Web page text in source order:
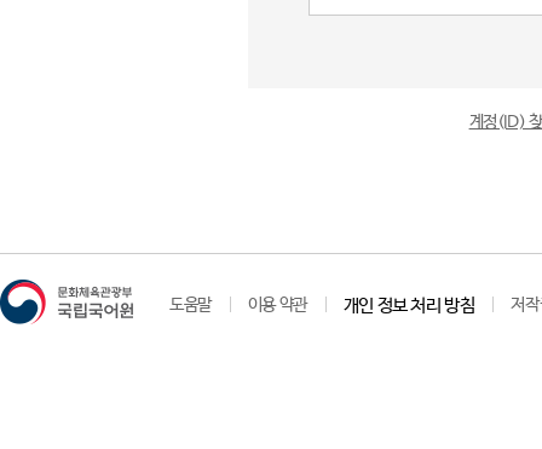
계정(ID)
도움말 이용 약관 개인 정보 처리 방침 저